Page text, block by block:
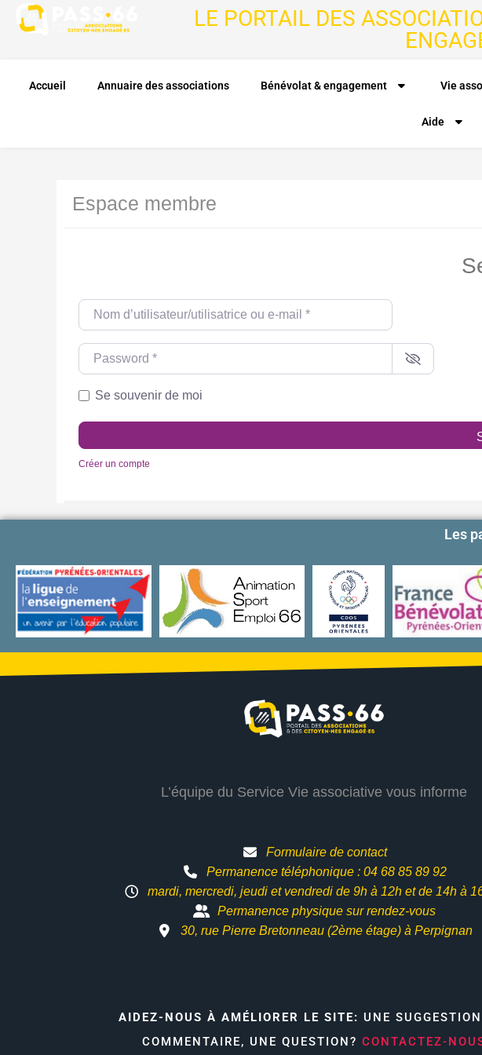
LE PORTAIL DES
Accueil Annuaire des associations Bénévolat & engagement Vie
Aide
Espace membre
Nom d’utilisateur/utilisatrice ou e-mail
Password
Se souvenir de moi
Créer un compte
Les
L’équipe du Service Vie associative vous informe
Formulaire de contact
Permanence téléphonique : 04 68 85 89 92
mardi, mercredi, jeudi et vendredi de 9h à 12h etde 14h à
Permanence physique sur rendez-vous
30, rue Pierre Bretonneau (2ème étage) à Perpignan
AIDEZ-NOUS À AMÉLIORER LE SITE: UNE
COMMENTAIRE, UNE QUESTION? CONTACTEZ-